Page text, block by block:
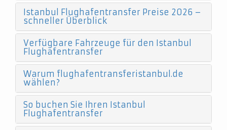
Istanbul Flughafentransfer Preise 2026 –
schneller Überblick
Verfügbare Fahrzeuge für den Istanbul
Flughafentransfer
Warum flughafentransferistanbul.de
wählen?
So buchen Sie Ihren Istanbul
Flughafentransfer